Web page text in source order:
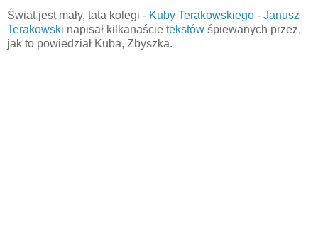
Świat jest mały, tata kolegi - Kuby Terakowskiego - Janusz
Terakowski napisał kilkanaście tekstów śpiewanych przez,
jak to powiedział Kuba, Zbyszka.